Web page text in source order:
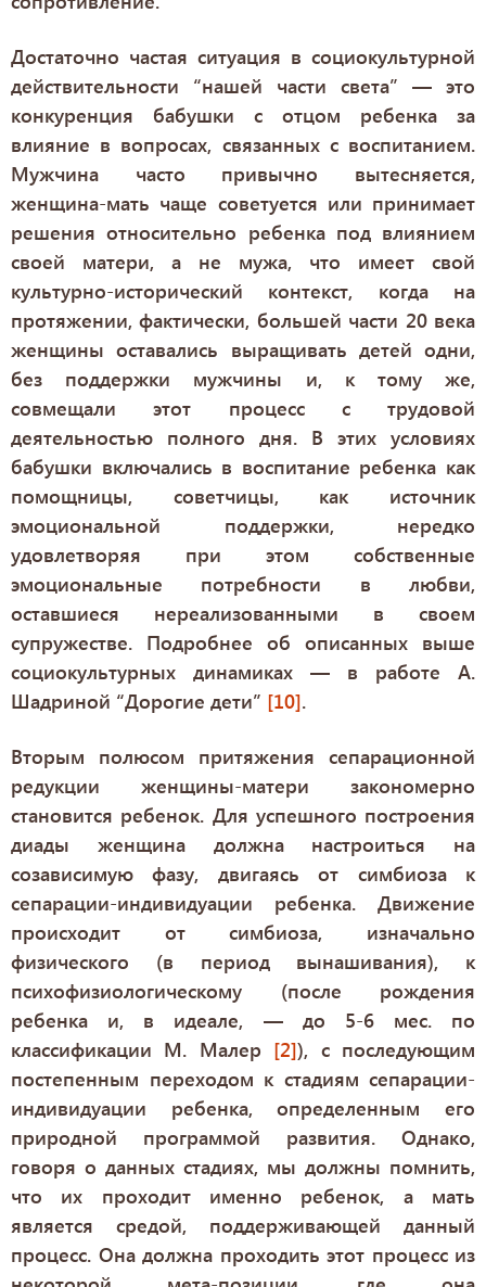
Достаточно частая ситуация в социокультурной
действительности “нашей части света” — это
конкуренция бабушки с отцом ребенка за
влияние в вопросах, связанных с воспитанием.
Мужчина часто привычно вытесняется,
женщина-мать чаще советуется или принимает
решения относительно ребенка под влиянием
своей матери, а не мужа, что имеет свой
культурно-исторический контекст, когда на
протяжении, фактически, большей части 20 века
женщины оставались выращивать детей одни,
без поддержки мужчины и, к тому же,
совмещали этот процесс с трудовой
деятельностью полного дня. В этих условиях
бабушки включались в воспитание ребенка как
помощницы, советчицы, как источник
эмоциональной поддержки, нередко
удовлетворяя при этом собственные
эмоциональные потребности в любви,
оставшиеся нереализованными в своем
супружестве. Подробнее об описанных выше
социокультурных динамиках — в работе А.
Шадриной “Дорогие дети” [10].
Вторым полюсом притяжения сепарационной
редукции женщины-матери закономерно
становится ребенок. Для успешного построения
диады женщина должна настроиться на
созависимую фазу, двигаясь от симбиоза к
сепарации-индивидуации ребенка. Движение
происходит от симбиоза, изначально
физического (в период вынашивания), к
психофизиологическому (после рождения
ребенка и, в идеале, — до 5-6 мес. по
классификации М. Малер [2]), с последующим
постепенным переходом к стадиям сепарации-
индивидуации ребенка, определенным его
природной программой развития. Однако,
говоря о данных стадиях, мы должны помнить,
что их проходит именно ребенок, а мать
является средой, поддерживающей данный
процесс. Она должна проходить этот процесс из